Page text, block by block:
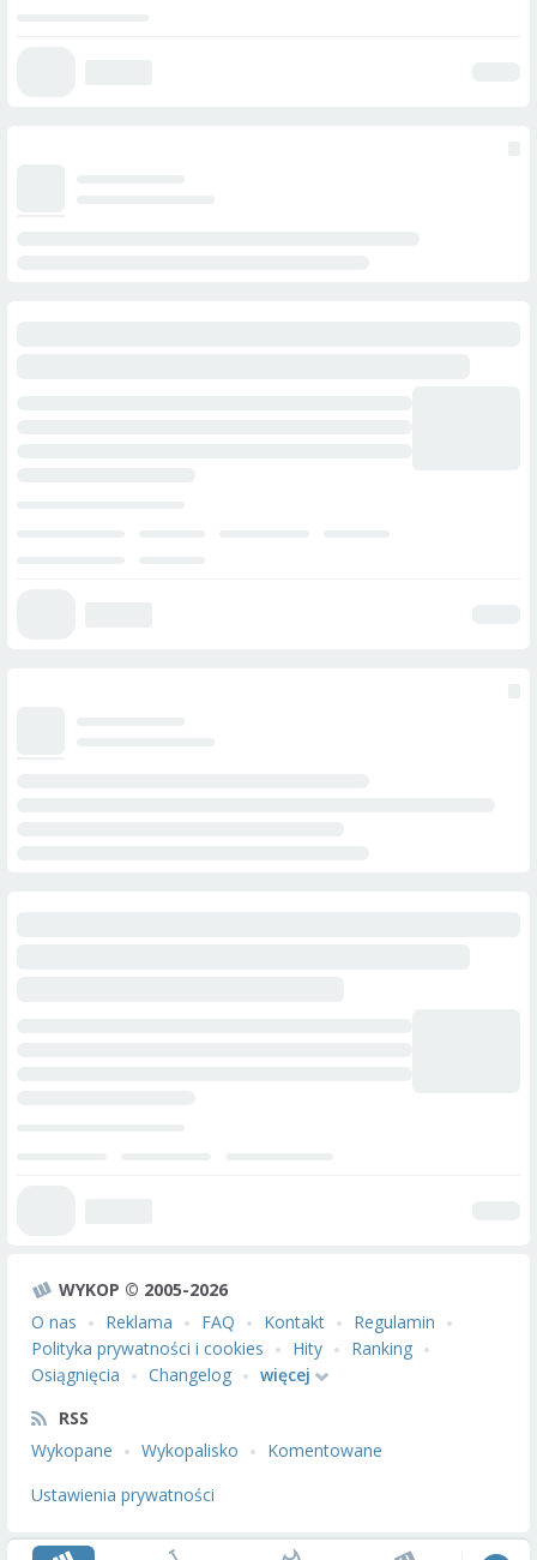
WYKOP © 2005-2026
O nas
Reklama FAQ Kontakt
Regulamin
Polityka prywatności i cookies
Hity
Ranking
Osiągnięcia
Changelog
więcej
RSS
Wykopane
Wykopalisko
Komentowane
Ustawienia prywatności